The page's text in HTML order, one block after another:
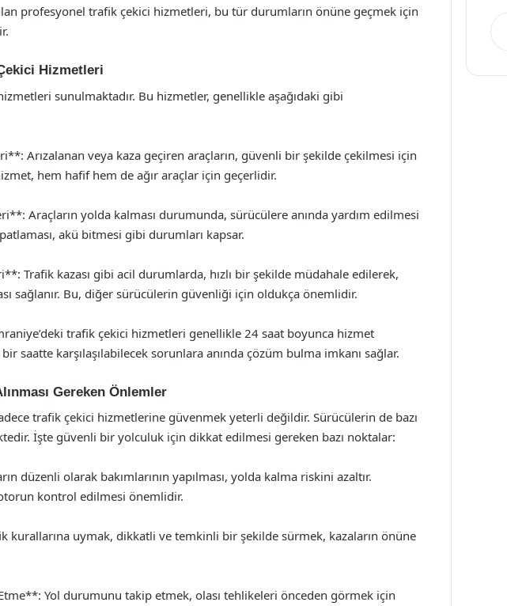
profesyonel trafik çekici hizmetleri, bu tür durumların önüne geçmek için
Hizmetleri
sunulmaktadır. Bu hizmetler, genellikle aşağıdaki gibi
Arızalanan veya kaza geçiren araçların, güvenli bir şekilde çekilmesi için
hem hafif hem de ağır araçlar için geçerlidir.
Araçların yolda kalması durumunda, sürücülere anında yardım edilmesi
akü bitmesi gibi durumları kapsar.
Trafik kazası gibi acil durumlarda, hızlı bir şekilde müdahale edilerek,
sağlanır. Bu, diğer sürücülerin güvenliği için oldukça önemlidir.
trafik çekici hizmetleri genellikle 24 saat boyunca hizmet
saatte karşılaşılabilecek sorunlara anında çözüm bulma imkanı sağlar.
Gereken Önlemler
trafik çekici hizmetlerine güvenmek yeterli değildir. Sürücülerin de bazı
İşte güvenli bir yolculuk için dikkat edilmesi gereken bazı noktalar:
düzenli olarak bakımlarının yapılması, yolda kalma riskini azaltır.
kontrol edilmesi önemlidir.
kurallarına uymak, dikkatli ve temkinli bir şekilde sürmek, kazaların önüne
Yol durumunu takip etmek, olası tehlikeleri önceden görmek için